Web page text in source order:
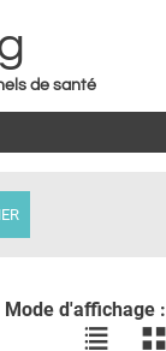
de santé
Mode d'affichage :
Voir